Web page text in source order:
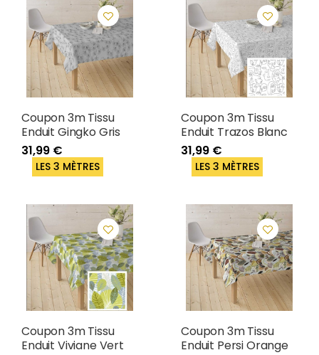
Coupon 3m Tissu
Enduit Gingko Gris
31,99 €
LES 3 MÈTRES
Coupon 3m Tissu
Enduit Trazos Blanc
31,99 €
LES 3 MÈTRES
Coupon 3m Tissu
Enduit Viviane Vert
Coupon 3m Tissu
Enduit Persi Orange